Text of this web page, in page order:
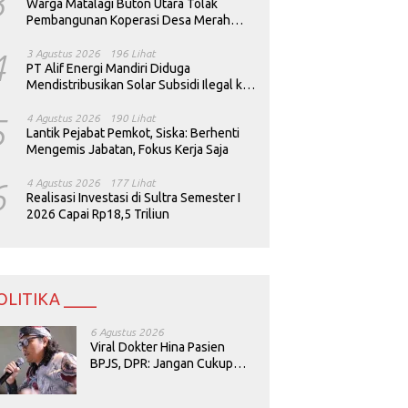
Warga Matalagi Buton Utara Tolak
Pembangunan Koperasi Desa Merah
3 Agustus 2026 196 Lihat
PT Alif Energi Mandiri Diduga
Mendistribusikan Solar Subsidi Ilegal ke
4 Agustus 2026 190 Lihat
Lantik Pejabat Pemkot, Siska: Berhenti
Mengemis Jabatan, Fokus Kerja Saja
4 Agustus 2026 177 Lihat
Realisasi Investasi di Sultra Semester I
2026 Capai Rp18,5 Triliun
____
6 Agustus 2026
Viral Dokter Hina Pasien
BPJS, DPR: Jangan Cukup